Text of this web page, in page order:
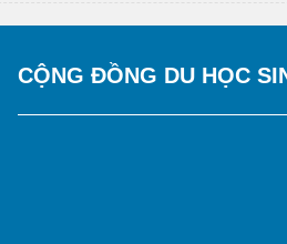
CỘNG ĐỒNG DU HỌC